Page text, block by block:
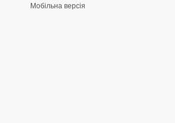
Мобільна версія